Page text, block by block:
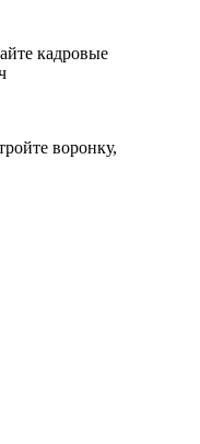
кадровые
воронку,